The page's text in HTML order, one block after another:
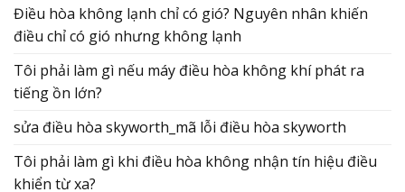
Điều hòa không lạnh chỉ có gió? Nguyên nhân khiến
điều chỉ có gió nhưng không lạnh
Tôi phải làm gì nếu máy điều hòa không khí phát ra
tiếng ồn lớn?
sửa điều hòa skyworth_mã lỗi điều hòa skyworth
Tôi phải làm gì khi điều hòa không nhận tín hiệu điều
khiển từ xa?